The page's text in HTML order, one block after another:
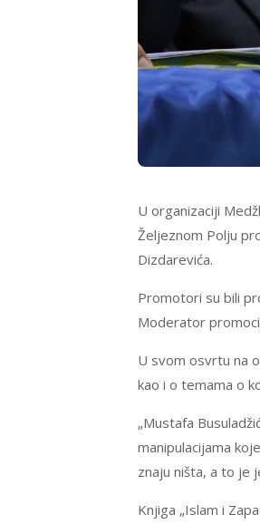
U organizaciji
Željeznom Polju
Dizdarevića.
Promotori su bili
Moderator
U svom osvrtu na
kao i o temama o
„Mustafa
manipulacijama
znaju ništa, a to je
Knjiga „Islam i